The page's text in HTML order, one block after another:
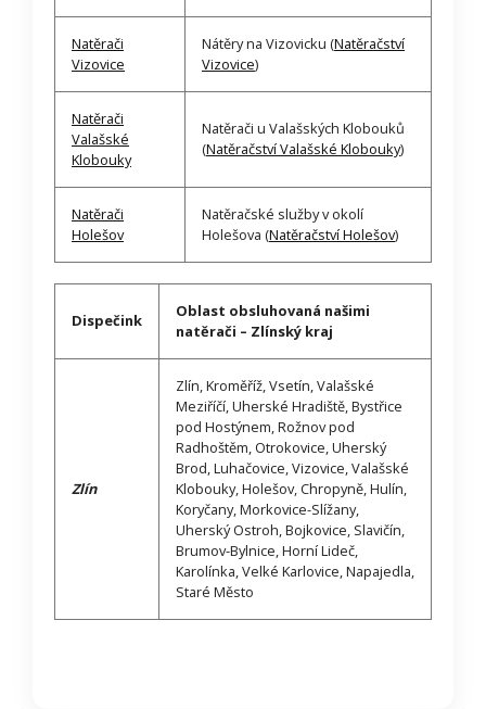
Natěrači
Vizovice
Nátěry na Vizovicku (Natěračství
Vizovice)
Natěrači
Valašské
Klobouky
Natěrači u Valašských Klobouků
(Natěračství Valašské Klobouky)
Natěrači
Holešov
Natěračské služby v okolí
Holešova (Natěračství Holešov)
Dispečink
Oblast obsluhovaná našimi
natěrači – Zlínský kraj
Zlín
Zlín, Kroměříž, Vsetín, Valašské
Meziříčí, Uherské Hradiště, Bystřice
pod Hostýnem, Rožnov pod
Radhoštěm, Otrokovice, Uherský
Brod, Luhačovice, Vizovice, Valašské
Klobouky, Holešov, Chropyně, Hulín,
Koryčany, Morkovice-Slížany,
Uherský Ostroh, Bojkovice, Slavičín,
Brumov-Bylnice, Horní Lideč,
Karolínka, Velké Karlovice, Napajedla,
Staré Město